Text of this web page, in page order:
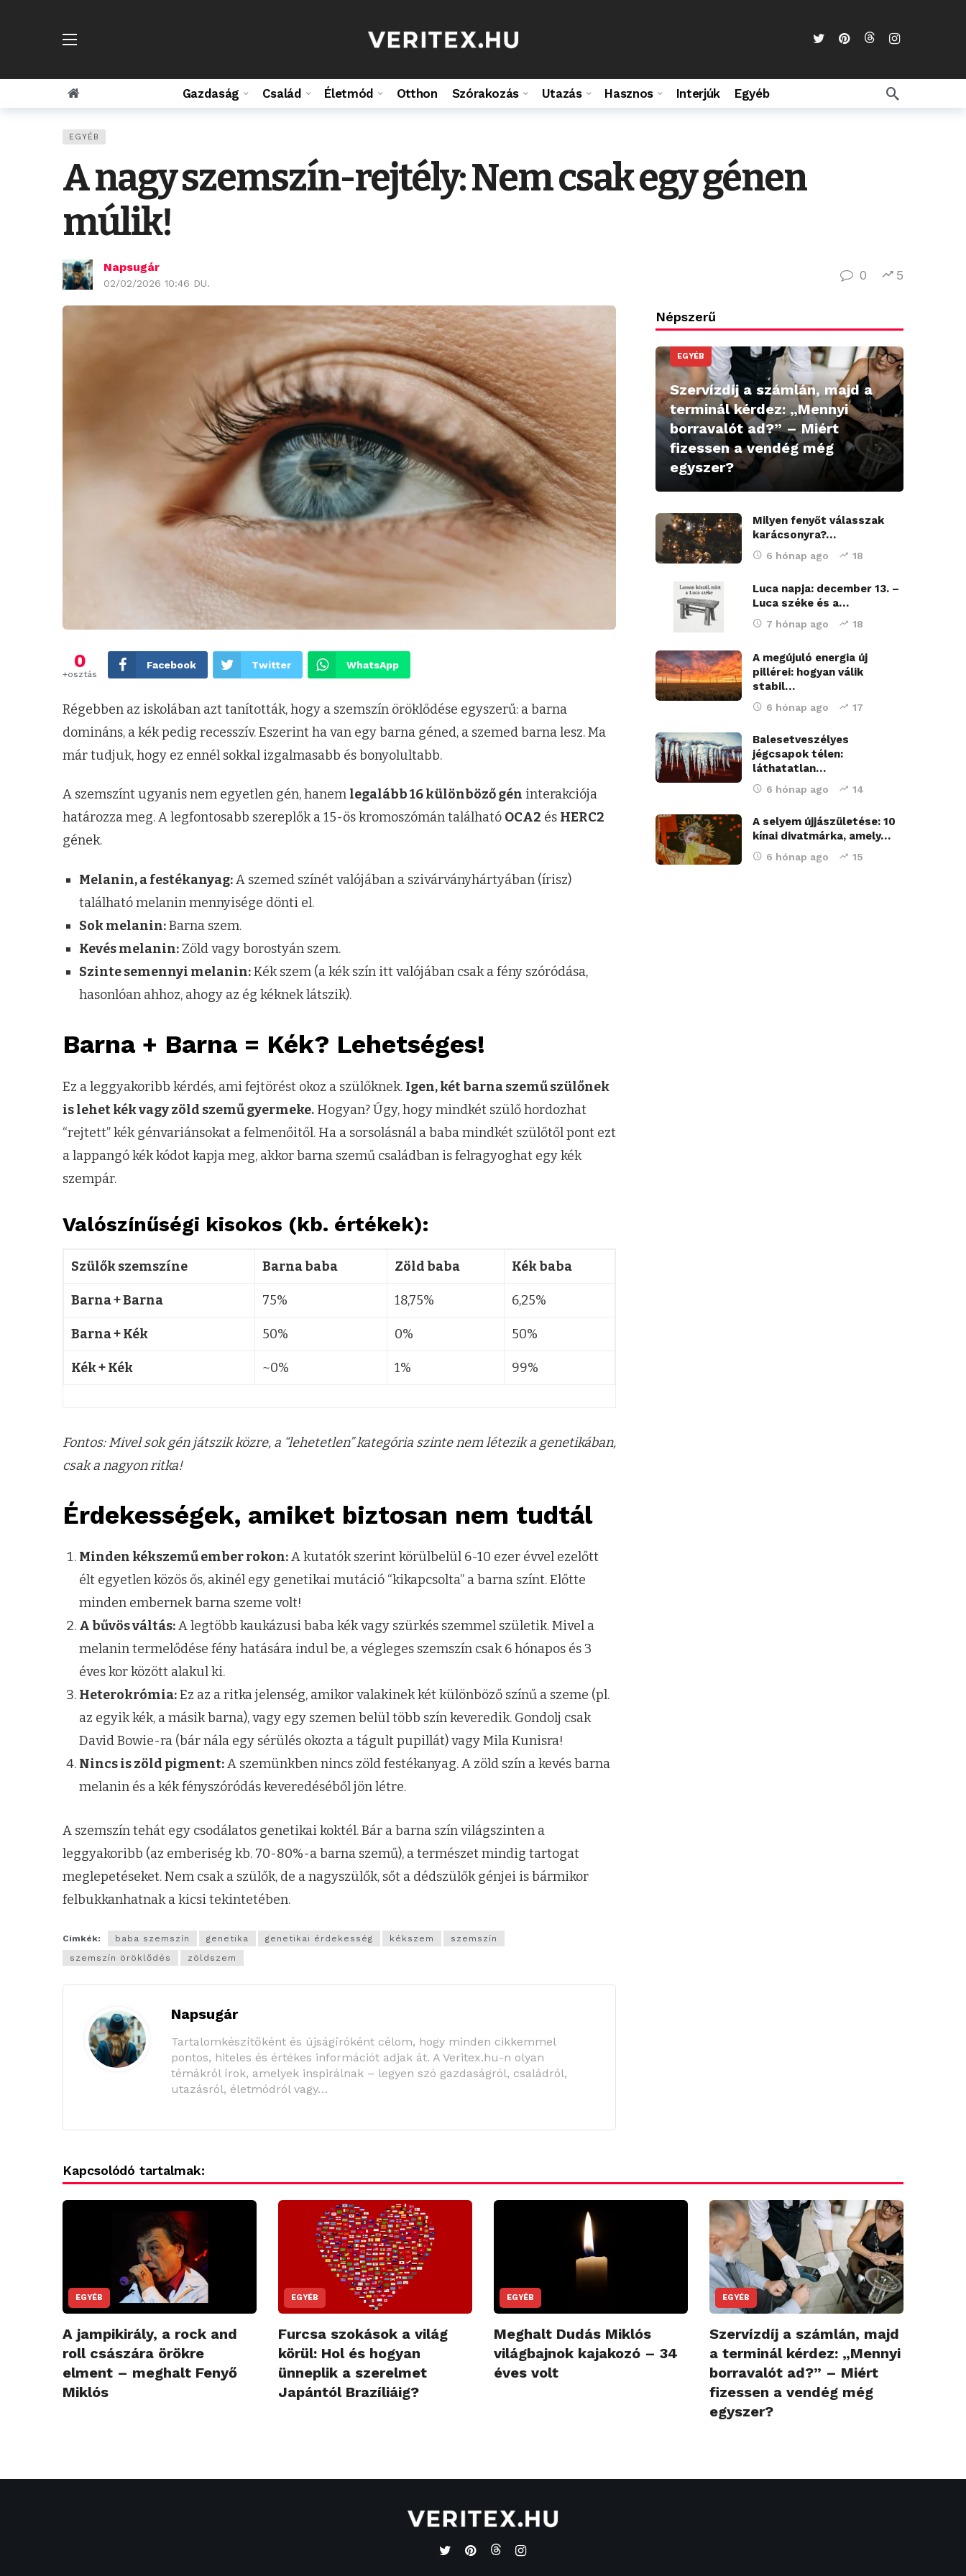
Gazdaság Család Életmód Otthon Szórakozás Utazás Hasznos Interjúk Egyéb
EGYÉB
A nagy szemszín-rejtély: Nem csak egy génen
múlik!
Napsugár
02/02/2026 10:46 DU.
0 5
0
+osztás
Facebook Twitter WhatsApp
Régebben az iskolában azt tanították, hogy a szemszín öröklődése egyszerű: a barna
domináns, a kék pedig recesszív. Eszerint ha van egy barna géned, a szemed barna lesz. Ma
már tudjuk, hogy ez ennél sokkal izgalmasabb és bonyolultabb.
A szemszínt ugyanis nem egyetlen gén, hanem legalább 16 különböző gén interakciója
határozza meg. A legfontosabb szereplők a 15-ös kromoszómán található OCA2 és HERC2
gének.
Melanin, a festékanyag:A szemed színét valójában a szivárványhártyában (írisz)
található melanin mennyisége dönti el.
Sok melanin:Barna szem.
Kevés melanin: Zöld vagy borostyán szem.
Szinte semennyi melanin:Kék szem (a kék szín itt valójában csak a fény szóródása,
hasonlóan ahhoz, ahogy az ég kéknek látszik).
Barna + Barna = Kék? Lehetséges!
Ez a leggyakoribb kérdés, ami fejtörést okoz a szülőknek. Igen, két barna szemű szülőnek
is lehet kék vagy zöld szemű gyermeke. Hogyan? Úgy, hogy mindkét szülő hordozhat
“rejtett” kék génvariánsokat a felmenőitől. Ha a sorsolásnál a baba mindkét szülőtől pont ezt
a lappangó kék kódot kapja meg, akkor barna szemű családban is felragyoghat egy kék
szempár.
Valószínűségi kisokos (kb. értékek):
Szülők szemszíne Barna baba Zöld baba Kék baba
Barna + Barna 75% 18,75% 6,25%
Barna + Kék 50% 0% 50%
Kék + Kék ~0% 1% 99%
Fontos: Mivel sok gén játszik közre, a “lehetetlen” kategória szinte nem létezik a genetikában,
csak a nagyon ritka!
Érdekességek, amiket biztosan nem tudtál
Minden kékszemű ember rokon:A kutatók szerint körülbelül 6-10 ezer évvel ezelőtt
élt egyetlen közös ős, akinél egy genetikai mutáció “kikapcsolta” a barna színt. Előtte
minden embernek barna szeme volt!
A bűvös váltás:A legtöbb kaukázusi baba kék vagy szürkés szemmel születik. Mivel a
melanin termelődése fény hatására indul be, a végleges szemszín csak 6 hónapos és 3
éves kor között alakul ki.
Heterokrómia:Ez az a ritka jelenség, amikor valakinek két különböző színű a szeme (pl.
az egyik kék, a másik barna), vagy egy szemen belül több szín keveredik. Gondolj csak
David Bowie-ra (bár nála egy sérülés okozta a tágult pupillát) vagy Mila Kunisra!
Nincs is zöld pigment:A szemünkben nincs zöld festékanyag. A zöld szín a kevés barna
melanin és a kék fényszóródás keveredéséből jön létre.
A szemszín tehát egy csodálatos genetikai koktél. Bár a barna szín világszinten a
leggyakoribb (az emberiség kb. 70-80%-a barna szemű), a természet mindig tartogat
meglepetéseket. Nem csak a szülők, de a nagyszülők, sőt a dédszülők génjei is bármikor
felbukkanhatnak a kicsi tekintetében.
Címkék: baba szemszín genetika genetikai érdekesség kékszem
szemszín
szemszín öröklődés
zöldszem
Napsugár
Tartalomkészítőként és újságíróként célom, hogy minden cikkemmel
pontos, hiteles és értékes információt adjak át. A Veritex.hu-n olyan
témákról írok, amelyek inspirálnak – legyen szó gazdaságról, családról,
utazásról, életmódról vagy…
Népszerű
EGYÉB
Szervízdíj a számlán, majd a
terminál kérdez: „Mennyi
borravalót ad?” – Miért
fizessen a vendég még
egyszer?
Milyen fenyőt válasszak
karácsonyra?…
6 hónap ago 18
Luca napja: december 13. –
Luca széke és a…
7 hónap ago 18
A megújuló energia új
pillérei: hogyan válik
stabil…
6 hónap ago 17
Balesetveszélyes
jégcsapok télen:
láthatatlan…
6 hónap ago 14
A selyem újjászületése: 10
kínai divatmárka, amely…
6 hónap ago 15
Kapcsolódó tartalmak:
EGYÉB
A jampikirály, a rock and
roll császára örökre
elment – meghalt Fenyő
Miklós
EGYÉB
Furcsa szokások a világ
körül: Hol és hogyan
ünneplik a szerelmet
Japántól Brazíliáig?
EGYÉB
Meghalt Dudás Miklós
világbajnok kajakozó – 34
éves volt
EGYÉB
Szervízdíj a számlán, majd
a terminál kérdez: „Mennyi
borravalót ad?” – Miért
fizessen a vendég még
egyszer?